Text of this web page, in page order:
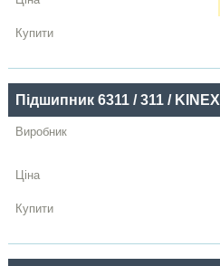
грн
Купити
Підшипник 6311 / 311 / KINEX